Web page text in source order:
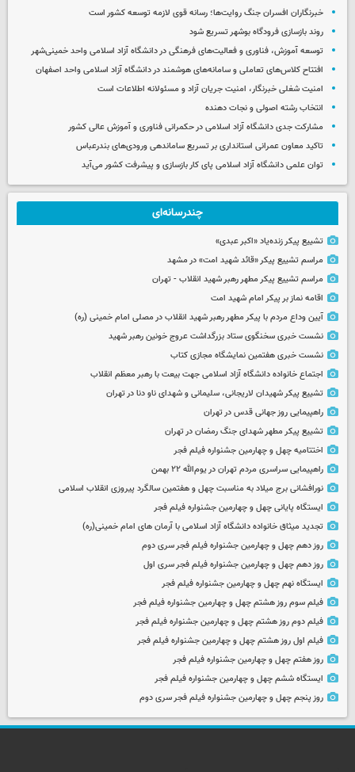
خبرنگاران افسران جنگ روایت‌ها؛ رسانه قوی لازمه توسعه کشور است
روند بازسازی فرودگاه بوشهر تسریع شود
توسعه آموزش، فناوری و فعالیت‌های فرهنگی در دانشگاه آزاد اسلامی واحد خمینی‌شهر
افتتاح کلاس‌های تعاملی و سامانه‌های هوشمند در دانشگاه آزاد اسلامی واحد اصفهان
امنیت شغلی خبرنگار، امنیت جریان آزاد و مسئولانه اطلاعات است
انتخاب رشته اصولی و نجات دهنده
مشارکت جدی دانشگاه آزاد اسلامی در حکمرانی فناوری و آموزش عالی کشور
تاکید معاون عمرانی استانداری بر تسریع ساماندهی ورودی‌های بندرعباس
توان علمی دانشگاه آزاد اسلامی پای کار بازسازی و پیشرفت کشور می‌آید
چندرسانه‌ای
تشییع پیکر زنده‌یاد «اکبر عبدی»
مراسم تشییع پیکر «قائد شهید امت» در مشهد
مراسم تشییع پیکر مطهر رهبر شهید انقلاب - تهران
اقامه نماز بر پیکر امام شهید امت
آیین وداع مردم با پیکر مطهر رهبر شهید انقلاب در مصلی امام خمینی (ره)
نشست خبری سخنگوی ستاد بزرگداشت عروج خونین رهبر شهید
نشست خبری هفتمین نمایشگاه مجازی کتاب
اجتماع خانواده دانشگاه آزاد اسلامی جهت بیعت با رهبر معظم انقلاب
تشییع پیکر شهیدان لاریجانی، سلیمانی و شهدای ناو دنا در تهران
راهپیمایی روز جهانی قدس در تهران
تشییع پیکر مطهر شهدای جنگ رمضان در تهران
اختتامیه چهل و چهارمین جشنواره فیلم فجر
راهپیمایی سراسری مردم تهران در یوم‌الله ۲۲ بهمن
نورافشانی برج میلاد به مناسبت چهل‌ و هفتمین سالگرد پیروزی انقلاب اسلامی
ایستگاه پایانی چهل و چهارمین جشنواره فیلم فجر
تجدید میثاق خانواده دانشگاه آزاد اسلامی با آرمان های امام خمینی(ره)
روز دهم چهل و چهارمین جشنواره فیلم فجر سری دوم
روز دهم چهل و چهارمین جشنواره فیلم فجر سری اول
ایستگاه نهم چهل و چهارمین جشنواره فیلم فجر
فیلم سوم روز هشتم چهل و چهارمین جشنواره فیلم فجر
فیلم دوم روز هشتم چهل و چهارمین جشنواره فیلم فجر
فیلم اول روز هشتم چهل و چهارمین جشنواره فیلم فجر
روز هفتم چهل و چهارمین جشنواره فیلم فجر
ایستگاه ششم چهل و چهارمین جشنواره فیلم فجر
روز پنجم چهل و چهارمین جشنواره فیلم فجر سری دوم